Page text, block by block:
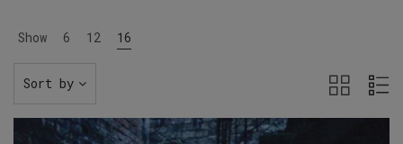
Show 6 12 16
Sort by